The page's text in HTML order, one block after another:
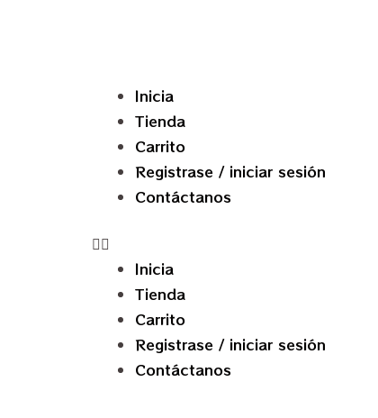
Inicia
Tienda
Carrito
Registrase / iniciar sesión
Contáctanos
Inicia
Tienda
Carrito
Registrase / iniciar sesión
Contáctanos